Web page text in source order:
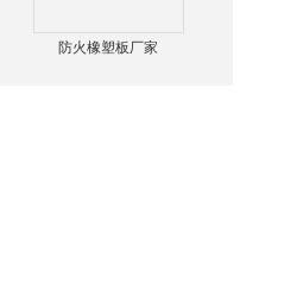
防火橡塑板厂家